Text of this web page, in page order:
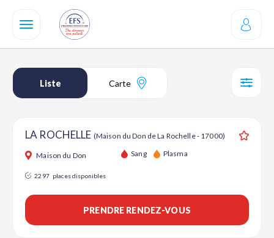
contenu
Liste Carte
LA ROCHELLE (Maison du Don de La Rochelle - 17000)
Maison du Don Sang Plasma
2297 places disponibles
PRENDRE RENDEZ-VOUS